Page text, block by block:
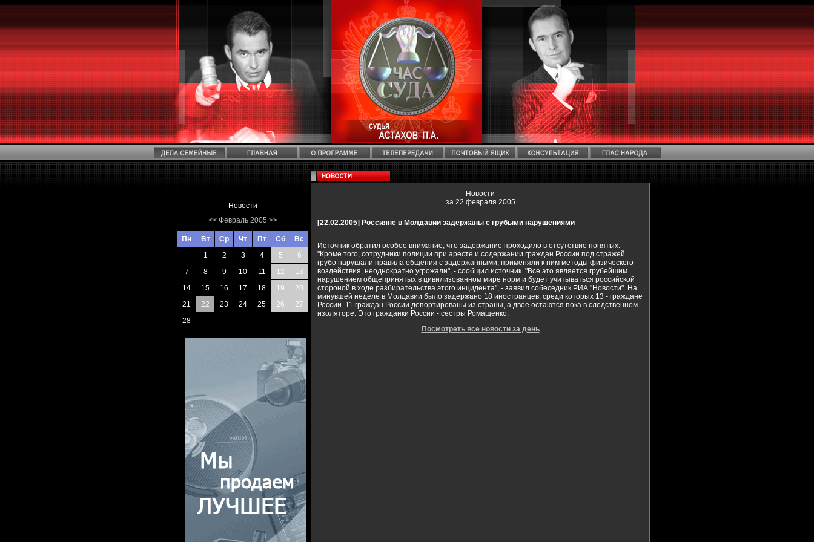
Новости
<< Февраль 2005 >>
Пн Вт Ср Чт Пт Сб
Вс
1
2 3 4 5
6
7
8 9 10 11 12
13
14
15 16 17 18 19
20
21
22 23 24 25 26
27
28
Новости
за 22 февраля 2005
[22.02.2005] Россияне в Молдавии задержаны с грубыми нарушениями
Источник обратил особое внимание, что задержание проходило в отсутствие понятых.
"Кроме того, сотрудники полиции при аресте и содержании граждан России под стражей
грубо нарушали правила общения с задержанными, применяли к ним методы физического
воздействия, неоднократно угрожали", - сообщил источник. "Все это является грубейшим
нарушением общепринятых в цивилизованном мире норм и будет учитываться российской
стороной в ходе разбирательства этого инцидента", - заявил собеседник РИА "Новости". На
минувшей неделе в Молдавии было задержано 18 иностранцев, среди которых 13 - граждане
России. 11 граждан России депортированы из страны, а двое остаются пока в следственном
изоляторе. Это гражданки России - сестры Ромащенко.
Посмотреть все новости за день